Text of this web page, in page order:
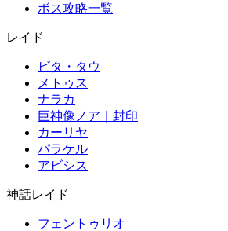
ボス攻略一覧
レイド
ビタ・タウ
メトゥス
ナラカ
巨神像ノア｜封印
カーリヤ
パラケル
アビシス
神話レイド
フェントゥリオ